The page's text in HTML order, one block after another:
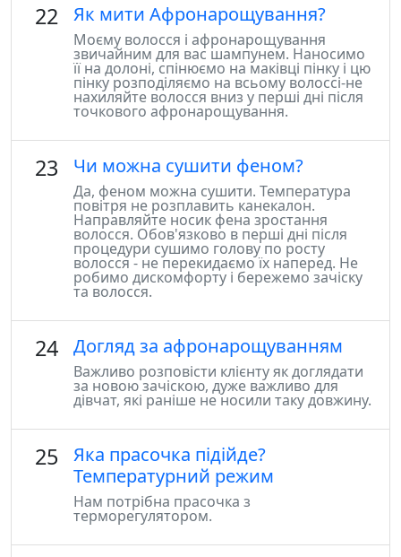
22 Як мити Афронарощування?
Моєму волосся і афронарощування
звичайним для вас шампунем. Наносимо
її на долоні, спінюємо на маківці пінку і цю
пінку розподіляємо на всьому волоссі-не
нахиляйте волосся вниз у перші дні після
точкового афронарощування.
23 Чи можна сушити феном?
Да, феном можна сушити. Температура
повітря не розплавить канекалон.
Направляйте носик фена зростання
волосся. Обов'язково в перші дні після
процедури сушимо голову по росту
волосся - не перекидаємо їх наперед. Не
робимо дискомфорту і бережемо зачіску
та волосся.
24 Догляд за афронарощуванням
Важливо розповісти клієнту як доглядати
за новою зачіскою, дуже важливо для
дівчат, які раніше не носили таку довжину.
25
Яка прасочка підійде?
Температурний режим
Нам потрібна прасочка з
терморегулятором.